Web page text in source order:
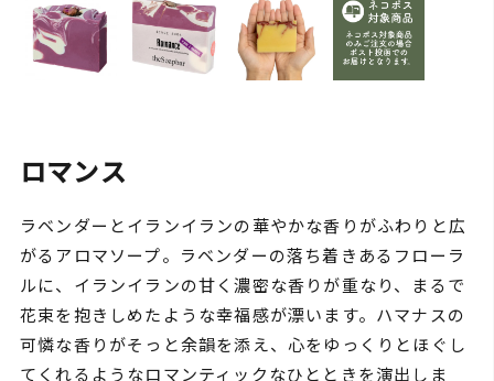
ロマンス
ラベンダーとイランイランの華やかな香りがふわりと広
がるアロマソープ。ラベンダーの落ち着きあるフローラ
ルに、イランイランの甘く濃密な香りが重なり、まるで
花束を抱きしめたような幸福感が漂います。ハマナスの
可憐な香りがそっと余韻を添え、心をゆっくりとほぐし
てくれるようなロマンティックなひとときを演出しま